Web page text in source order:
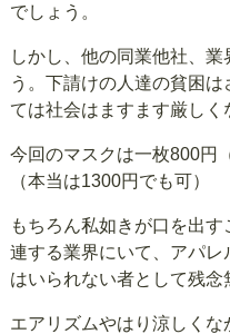
でしょう。
しかし、他の同業他社、
う。下請けの人達の貧困
ては社会はますます厳しく
今回のマスクは一枚800円
（本当は1300円でも可）
もちろん私如きが口を出
連する業界にいて、アパ
はいられない者として残念
エアリズムやはり涼しくな